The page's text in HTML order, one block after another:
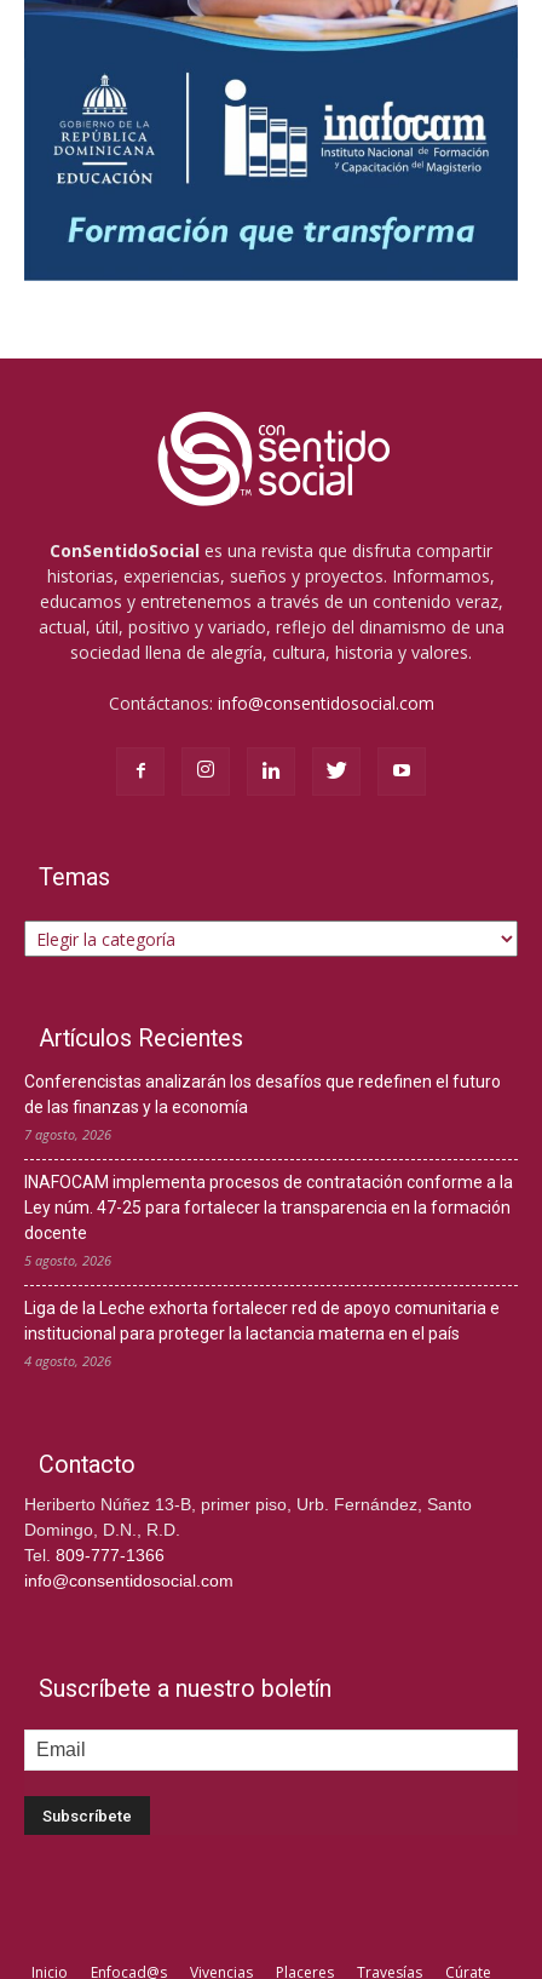
ConSentidoSocial es una revista que disfruta compartir
historias, experiencias, sueños y proyectos. Informamos,
educamos y entretenemos a través de un contenido veraz,
actual, útil, positivo y variado, reflejo del dinamismo de una
sociedad llena de alegría, cultura, historia y valores.
Contáctanos: info@consentidosocial.com
Temas
Temas
Artículos Recientes
Conferencistas analizarán los desafíos que redefinen el futuro
de las finanzas y la economía
7 agosto, 2026
INAFOCAM implementa procesos de contratación conforme a la
Ley núm. 47-25 para fortalecer la transparencia en la formación
docente
5 agosto, 2026
Liga de la Leche exhorta fortalecer red de apoyo comunitaria e
institucional para proteger la lactancia materna en el país
4 agosto, 2026
Contacto
Heriberto Núñez 13-B, primer piso, Urb. Fernández, Santo
Domingo, D.N., R.D.
Tel. 809-777-1366
info@consentidosocial.com
Suscríbete a nuestro boletín
Inicio Enfocad@s Vivencias Placeres Travesías Cúrate